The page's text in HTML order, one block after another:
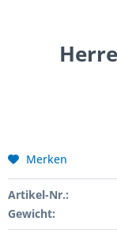
Merken
Artikel-Nr.:
Gewicht: